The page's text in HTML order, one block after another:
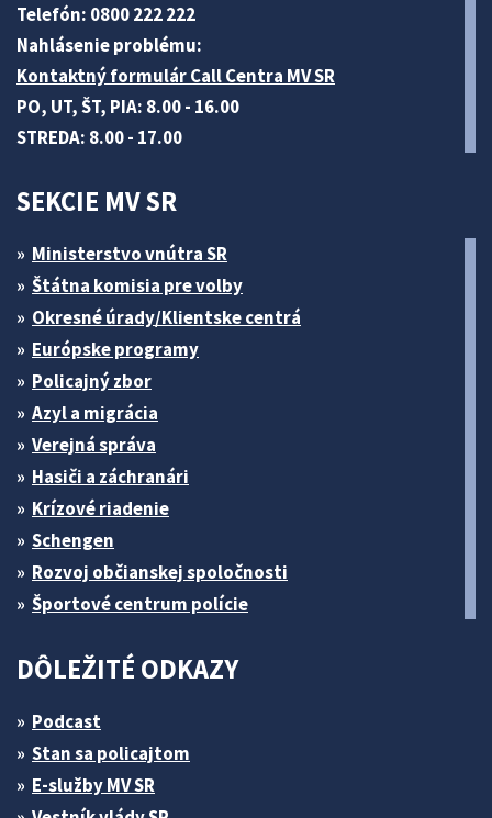
Telefón: 0800 222 222
Nahlásenie problému:
Kontaktný formulár Call Centra MV SR
PO, UT, ŠT, PIA: 8.00 - 16.00
STREDA: 8.00 - 17.00
SEKCIE MV SR
Ministerstvo vnútra SR
Štátna komisia pre volby
Okresné úrady/Klientske centrá
Európske programy
Policajný zbor
Azyl a migrácia
Verejná správa
Hasiči a záchranári
Krízové riadenie
Schengen
Rozvoj občianskej spoločnosti
Športové centrum polície
DÔLEŽITÉ ODKAZY
Podcast
Stan sa policajtom
E-služby MV SR